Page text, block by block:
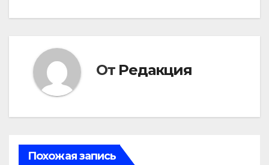
От Редакция
Похожая запись